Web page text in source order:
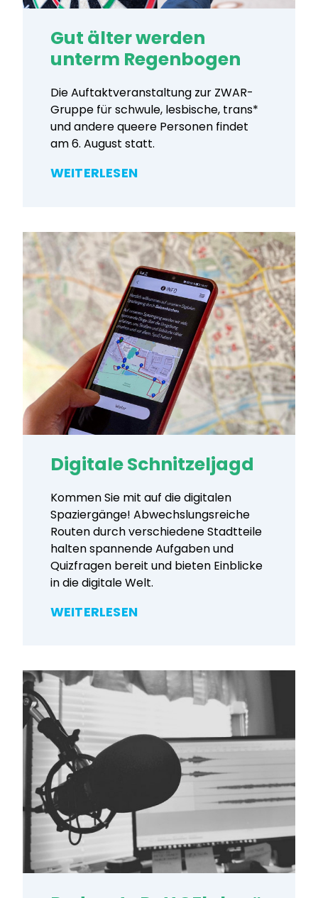
Gut älter werden
unterm Regenbogen
Die Auftaktveranstaltung zur ZWAR-
Gruppe für schwule, lesbische, trans*
und andere queere Personen findet
am 6. August statt.
WEITERLESEN
Digitale Schnitzeljagd
Kommen Sie mit auf die digitalen
Spaziergänge! Abwechslungsreiche
Routen durch verschiedene Stadtteile
halten spannende Aufgaben und
Quizfragen bereit und bieten Einblicke
in die digitale Welt.
WEITERLESEN